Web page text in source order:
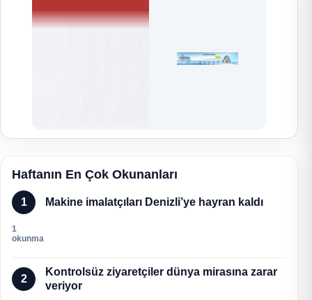
Haftanın En Çok Okunanları
1 Makine imalatçıları Denizli’ye hayran kaldı
1
okunma
2
Kontrolsüz ziyaretçiler dünya mirasına zarar
veriyor